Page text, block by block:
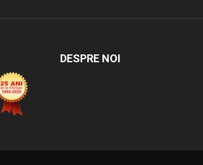
DESPRE NOI